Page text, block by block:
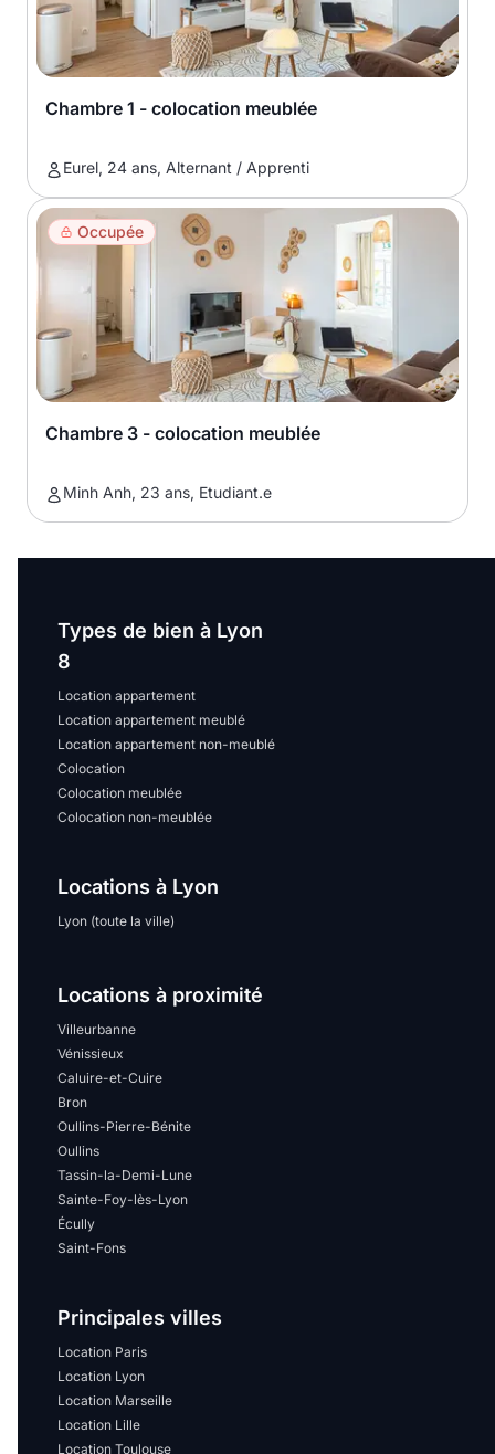
Chambre 1 - colocation meublée
Eurel, 24 ans, Alternant / Apprenti
Occupée
Chambre 3 - colocation meublée
Minh Anh, 23 ans, Etudiant.e
Types de bien à Lyon
8
Location appartement
Location appartement meublé
Location appartement non-meublé
Colocation
Colocation meublée
Colocation non-meublée
Locations à Lyon
Lyon (toute la ville)
Locations à proximité
Villeurbanne
Vénissieux
Caluire-et-Cuire
Bron
Oullins-Pierre-Bénite
Oullins
Tassin-la-Demi-Lune
Sainte-Foy-lès-Lyon
Écully
Saint-Fons
Principales villes
Location Paris
Location Lyon
Location Marseille
Location Lille
Location Toulouse